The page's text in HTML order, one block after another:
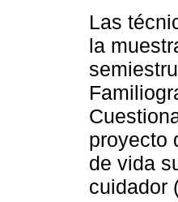
Las
la
proyecto
de vida
cuidador